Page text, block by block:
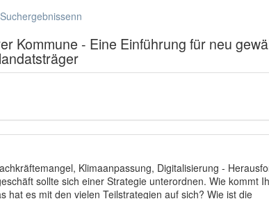
Kommune - Eine Einführung für neu
Klimaanpassung, Digitalisierung -
sollte sich einer Strategie unterordnen. Wie kommt
hat es mit den vielen Teilstrategien auf sich? Wie ist die